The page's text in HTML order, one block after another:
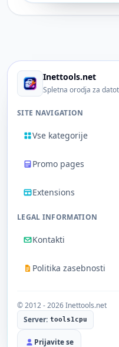
Inettools.net
Spletna orodja za
SITE NAVIGATION
Vse kategorije
Promo pages
Extensions
LEGAL INFORMATION
Kontakti
Politika zasebnosti
© 2012 - 2026 Inettools.net
Server: tools1cpu
Prijavite se